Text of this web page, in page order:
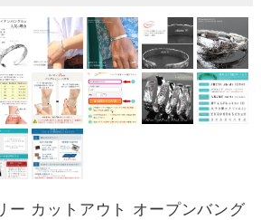
ー カットアウト オープンバング